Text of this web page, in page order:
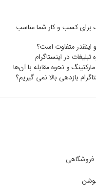
برای کسب‌ و کار شما مناسب
اینقدر متفاوت است؟
و نحوه مقابله با آن‌ها
بازدهی بالا نمی گیریم؟